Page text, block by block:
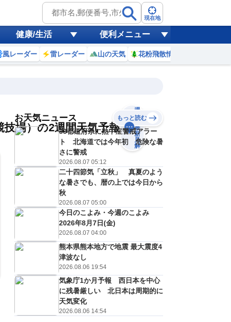
現在地
健康/生活 便利メニュー
風レーダー 雷レーダー 山の天気 花粉飛散情報
場）の2週間天気予報
週
間
の
最
新
見
解
(火)
℃
%
(水)
10%
20
(木)
C
29℃
21 ℃
10%
21
(金)
D
29 ℃
19℃
20%
予報の
信頼度
高
A
D
お天気ニュース もっと読む
33都道府県に熱中症警戒アラー
ト 北海道では今年初 危険な暑
さに警戒
2026.08.07 05:12
二十四節気「立秋」 真夏のよう
な暑さでも、暦の上では今日から
秋
2026.08.07 05:00
今日のこよみ・今週のこよみ
2026年8月7日(金)
2026.08.07 04:00
熊本県熊本地方で地震 最大震度4
津波なし
2026.08.06 19:54
気象庁1か月予報 西日本を中心
に残暑厳しい 北日本は周期的に
天気変化
2026.08.06 14:54